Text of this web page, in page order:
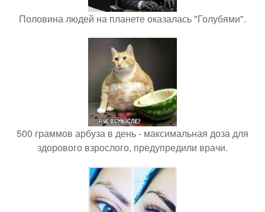
Половина людей на планете оказалась "Голубями".
500 граммов арбуза в день - максимальная доза для
здорового взрослого, предупредили врачи.